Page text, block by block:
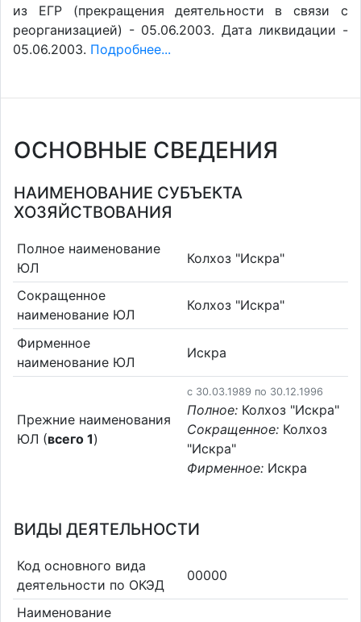
из ЕГР (прекращения деятельности в связи с
реорганизацией) - 05.06.2003. Дата ликвидации -
05.06.2003. Подробнее...
ОСНОВНЫЕ СВЕДЕНИЯ
НАИМЕНОВАНИЕ СУБЪЕКТА
ХОЗЯЙСТВОВАНИЯ
Полное наименование
ЮЛ
Колхоз "Искра"
Сокращенное
наименование ЮЛ
Колхоз "Искра"
Фирменное
наименование ЮЛ
Искра
Прежние наименования
ЮЛ (всего 1)
c 30.03.1989 по 30.12.1996
Полное: Колхоз "Искра"
Сокращенное: Колхоз
"Искра"
Фирменное: Искра
ВИДЫ ДЕЯТЕЛЬНОСТИ
Код основного вида
деятельности по ОКЭД
00000
Наименование